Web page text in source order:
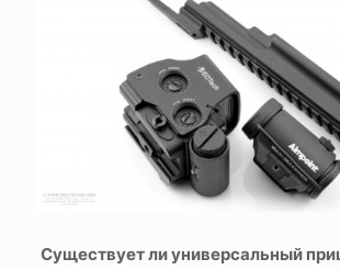
Существует ли универсальный